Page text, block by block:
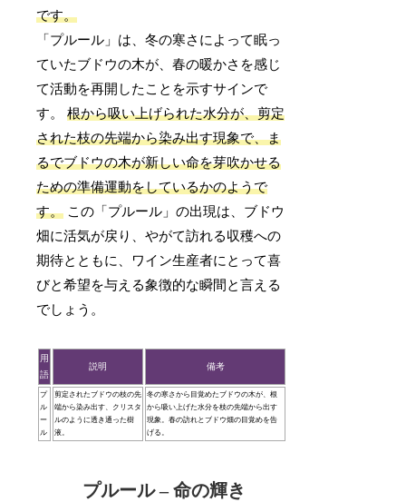
です。
「プルール」は、冬の寒さによって眠っ
ていたブドウの木が、春の暖かさを感じ
て活動を再開したことを示すサインで
す。根から吸い上げられた水分が、剪定
された枝の先端から染み出す現象で、ま
るでブドウの木が新しい命を芽吹かせる
ための準備運動をしているかのようで
す。 この「プルール」の出現は、ブドウ
畑に活気が戻り、やがて訪れる収穫への
期待とともに、ワイン生産者にとって喜
びと希望を与える象徴的な瞬間と言える
でしょう。
用
語
説明 備考
プ
ル
ー
ル
剪定されたブドウの枝の先
端から染み出す、クリスタ
ルのように透き通った樹
液。
冬の寒さから目覚めたブドウの木が、根
から吸い上げた水分を枝の先端から出す
現象。春の訪れとブドウ畑の目覚めを告
げる。
プルール – 命の輝き